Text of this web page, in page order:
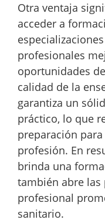
Otra ventaja
acceder a
profesionales
oportunidades
calidad de la
garantiza un
práctico, lo que
preparación
profesión. En
brinda una
también abre
profesional
sanitario.